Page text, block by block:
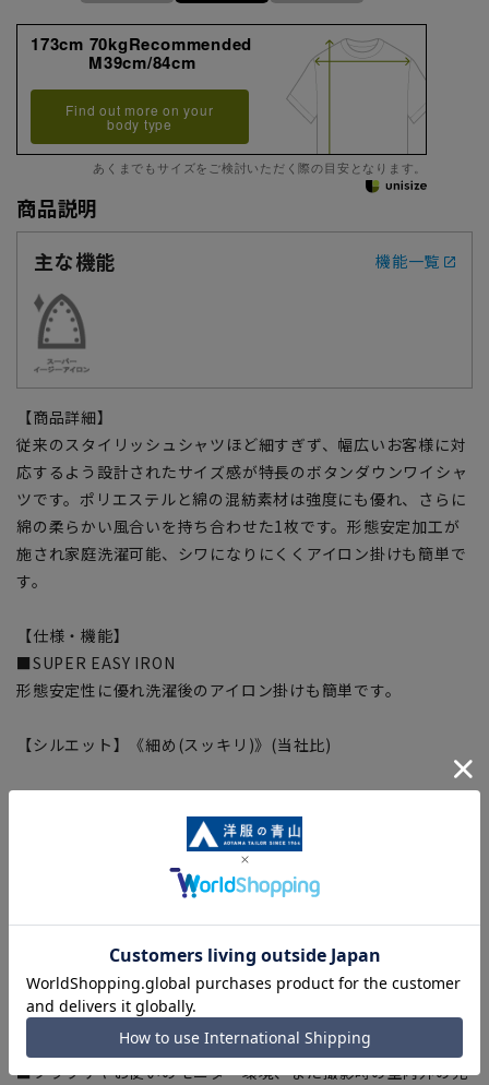
173cm 70kgRecommended
M39cm/84cm
Find out more on your
body type
あくまでもサイズをご検討いただく際の目安となります。
商品説明
主な機能
機能一覧
【商品詳細】
従来のスタイリッシュシャツほど細すぎず、幅広いお客様に対
応するよう設計されたサイズ感が特長のボタンダウンワイシャ
ツです。ポリエステルと綿の混紡素材は強度にも優れ、さらに
綿の柔らかい風合いを持ち合わせた1枚です。形態安定加工が
施され家庭洗濯可能、シワになりにくくアイロン掛けも簡単で
す。
【仕様・機能】
■SUPER EASY IRON
形態安定性に優れ洗濯後のアイロン掛けも簡単です。
【シルエット】《細め(スッキリ)》(当社比)
■商品画像はサンプルのため、色味やサイズ等の仕様に変更が
ある場合がございますので、予めご了承ください。
■ゆとり感には個人差があります。サイズ表を確認の上、ご購
干の誤差が生じる場合がございます。予めご了承ください。
■サイズスペックは仕上がりサイズを記載しております。一
部、商品現物におすすめサイズ(ヌードサイズ)を記載している
商品もございます。
■ブラウザやお使いのモニター環境、また撮影時の室内外の光